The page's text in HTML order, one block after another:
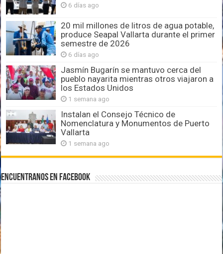
6 días ago
20 mil millones de litros de agua potable,
produce Seapal Vallarta durante el primer
semestre de 2026
6 días ago
Jasmín Bugarín se mantuvo cerca del
pueblo nayarita mientras otros viajaron a
los Estados Unidos
1 semana ago
Instalan el Consejo Técnico de
Nomenclatura y Monumentos de Puerto
Vallarta
1 semana ago
Encuentranos en Facebook